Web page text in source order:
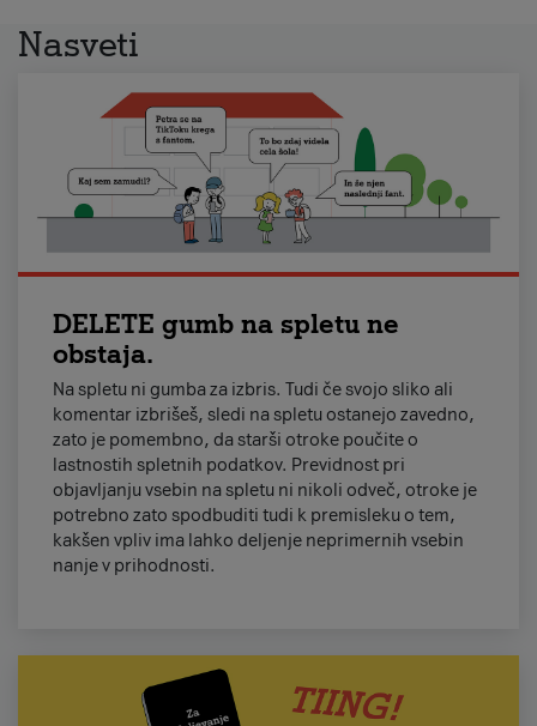
Nasveti
DELETE gumb na spletu ne
obstaja.
Na spletu ni gumba za izbris. Tudi če svojo sliko ali
komentar izbrišeš, sledi na spletu ostanejo zavedno,
zato je pomembno, da starši otroke poučite o
lastnostih spletnih podatkov. Previdnost pri
objavljanju vsebin na spletu ni nikoli odveč, otroke je
potrebno zato spodbuditi tudi k premisleku o tem,
kakšen vpliv ima lahko deljenje neprimernih vsebin
nanje v prihodnosti.